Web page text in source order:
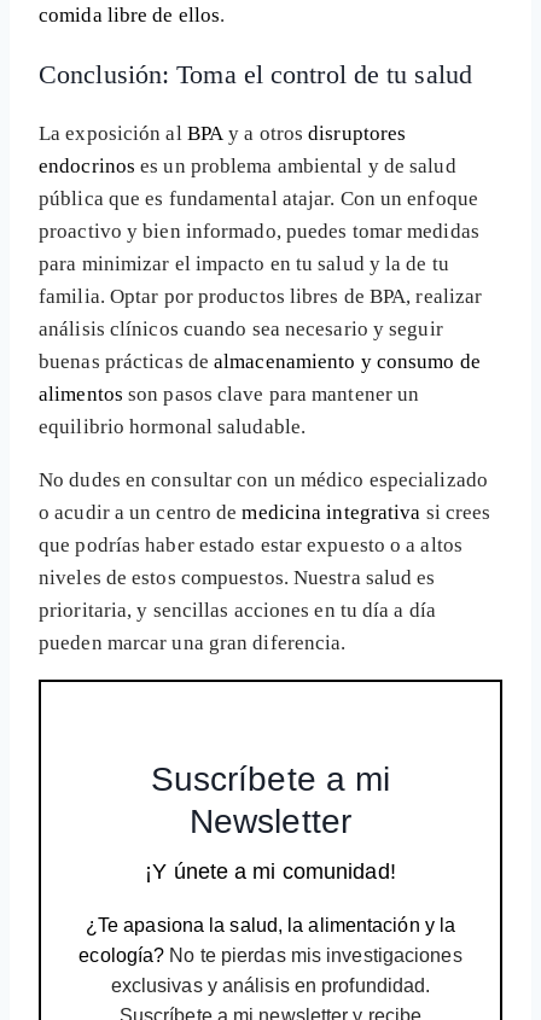
comida libre de ellos.
Conclusión: Toma el control de tu salud
La exposición al BPA y a otrosdisruptores
endocrinos es un problema ambiental y de salud
pública que es fundamental atajar. Con un enfoque
proactivo y bien informado, puedes tomar medidas
para minimizar el impacto en tu salud y la de tu
familia. Optar por productos libres de BPA, realizar
análisis clínicos cuando sea necesario y seguir
buenas prácticas dealmacenamiento y consumo de
alimentos son pasos clave para mantener un
equilibrio hormonal saludable.
No dudes en consultar con un médico especializado
o acudir a un centro demedicina integrativa si crees
que podrías haber estado estar expuesto o a altos
niveles de estos compuestos. Nuestra salud es
prioritaria, y sencillas acciones en tu día a día
pueden marcar una gran diferencia.
Suscríbete a mi
Newsletter
¡Y únete a mi comunidad!
¿Te apasiona la salud, la alimentación y la
ecología? No te pierdas mis investigaciones
exclusivas y análisis en profundidad.